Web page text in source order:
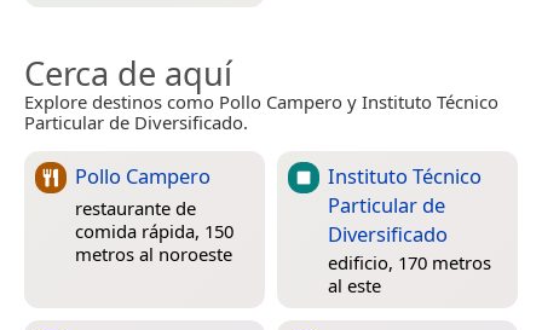
Cerca de aquí
Explore destinos como Pollo Campero y Instituto Técnico
Particular de Diversificado.
Pollo Campero
restaurante de
comida rápida, 150
metros al noroeste
Instituto Técnico
Particular de
Diversificado
edificio, 170 metros
al este